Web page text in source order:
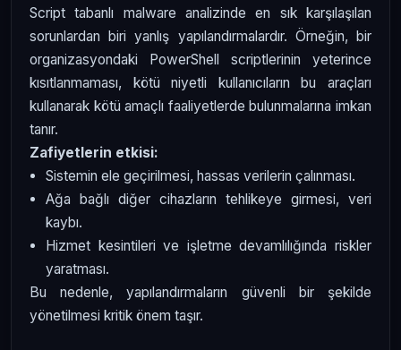
Script tabanlı malware analizinde en sık karşılaşılan
sorunlardan biri yanlış yapılandırmalardır. Örneğin, bir
organizasyondaki PowerShell scriptlerinin yeterince
kısıtlanmaması, kötü niyetli kullanıcıların bu araçları
kullanarak kötü amaçlı faaliyetlerde bulunmalarına imkan
tanır.
Zafiyetlerin etkisi:
Sistemin ele geçirilmesi, hassas verilerin çalınması.
Ağa bağlı diğer cihazların tehlikeye girmesi, veri
kaybı.
Hizmet kesintileri ve işletme devamlılığında riskler
yaratması.
Bu nedenle, yapılandırmaların güvenli bir şekilde
yönetilmesi kritik önem taşır.